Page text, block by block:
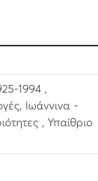
1994 ,
Ιωάννινα -
, Υπαίθριο